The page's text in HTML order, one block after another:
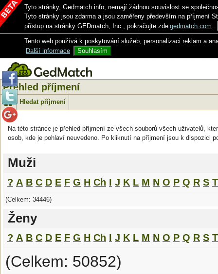
Tyto stránky, Gedmatch.info, nemají žádnou souvislost se
Tyto stránky jsou zdarma a jsou zaměřeny především na příjmení
přístup na stránky GEDmatch, Inc., pokračujte zde gedmatch.com .
Tento web používá k poskytování služeb, personalizaci reklam a
Další informace
Souhlasím
Přehled příjmení
Hledat příjmení
Na této stránce je přehled příjmení ze všech souborů všech uživatelů,
osob, kde je pohlaví neuvedeno. Po kliknutí na příjmení jsou k dispozici
Muži
? A B C D E F G H Ch I J K L M N O P Q R S T
(Celkem: 34446)
Ženy
? A B C D E F G H Ch I J K L M N O P Q R S T
(Celkem: 50852)